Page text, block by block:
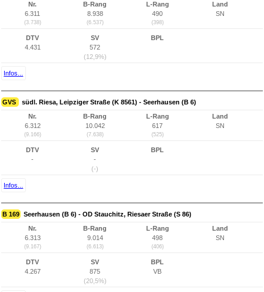
Nr.
6.311
(3.738)
B-Rang
8.938
(6.537)
L-Rang
490
(398)
Land
SN
DTV
4.431
SV
572
(12,9%)
BPL
Infos...
GVS südl. Riesa, Leipziger Straße (K 8561) - Seerhausen (B 6)
Nr.
6.312
(9.166)
B-Rang
10.042
(7.638)
L-Rang
617
(525)
Land
SN
DTV
-
SV
-
(-)
BPL
Infos...
B 169 Seerhausen (B 6) - OD Stauchitz, Riesaer Straße (S 86)
Nr.
6.313
(9.167)
B-Rang
9.014
(6.613)
L-Rang
498
(406)
Land
SN
DTV
4.267
SV
875
(20,5%)
BPL
VB